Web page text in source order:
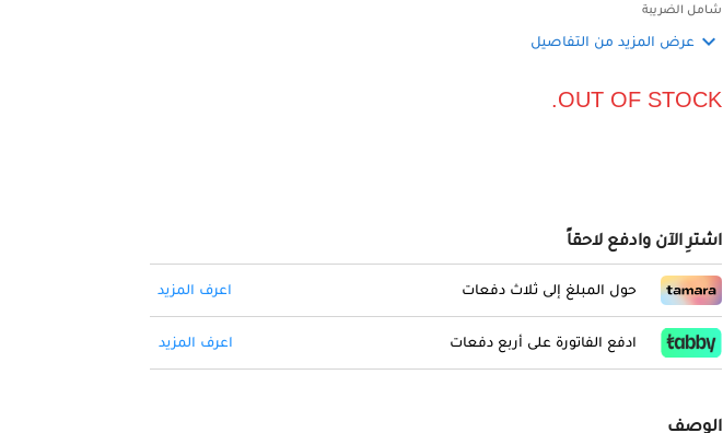
شامل الضريبة
 عرض المزيد من التفاصيل
OUT OF STOCK.
اشترِ الآن وادفع لاحقاً
حول المبلغ إلى ثلاث دفعات اعرف المزيد
ادفع الفاتورة على أربع دفعات اعرف المزيد
الوصف